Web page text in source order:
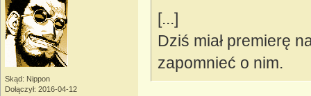
Skąd: Nippon
Dołączył: 2016-04-12
[...]
Dziś miał premierę
zapomnieć o nim.